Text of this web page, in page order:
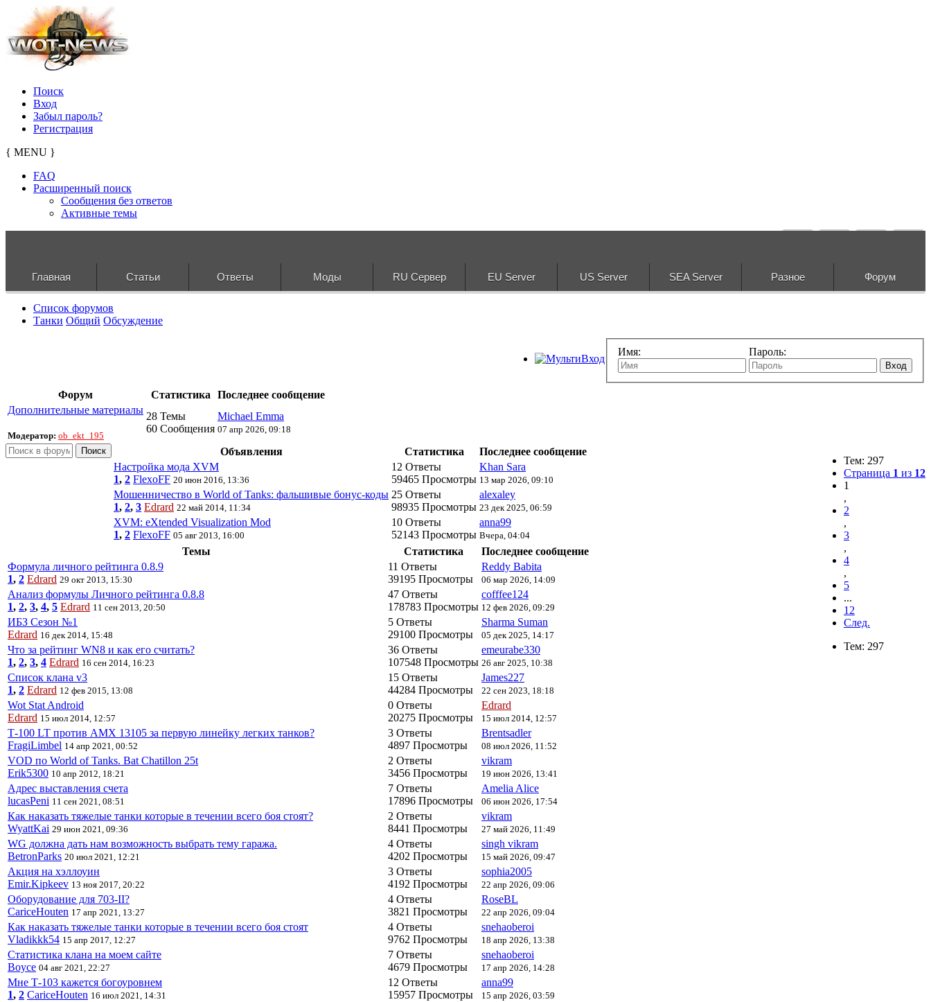
Поиск
Вход
Забыл пароль?
Регистрация
{ MENU }
FAQ
Расширенный поиск
Сообщения без ответов
Активные темы
Главная Статьи Ответы Моды RU Сервер EU Server US Server SEA Server Разное Форум
Список форумов
Танки Общий Обсуждение
Имя: Пароль:
Вход
Форум Статистика
Последнее сообщение
Дополнительные материалы
Модератор: ob_ekt_195
28 Темы
60 Сообщения
Michael Emma
07 апр 2026, 09:18
Поиск
Тем: 297
Страница 1 из 12
1
,
2
,
3
,
4
,
5
...
12
След.
Тем: 297
Объявления Статистика
Последнее сообщение
Настройка мода XVM
1, 2 FlexoFF 20 июн 2016, 13:36
12 Ответы
59465 Просмотры
Khan Sara
13 мар 2026, 09:10
Мошенничество в World of Tanks: фальшивые бонус-коды
1, 2, 3 Edrard 22 май 2014, 11:34
25 Ответы
98935 Просмотры
alexaley
23 дек 2025, 06:59
XVM: eXtended Visualization Mod
1, 2 FlexoFF 05 авг 2013, 16:00
10 Ответы
52143 Просмотры
anna99
Вчера, 04:04
Темы Статистика
Последнее сообщение
Формула личного рейтинга 0.8.9
1, 2 Edrard 29 окт 2013, 15:30
11 Ответы
39195 Просмотры
Reddy Babita
06 мар 2026, 14:09
Анализ формулы Личного рейтинга 0.8.8
1, 2, 3, 4, 5 Edrard 11 сен 2013, 20:50
47 Ответы
178783 Просмотры
cofffee124
12 фев 2026, 09:29
ИБЗ Сезон №1
Edrard 16 дек 2014, 15:48
5 Ответы
29100 Просмотры
Sharma Suman
05 дек 2025, 14:17
Что за рейтинг WN8 и как его считать?
1, 2, 3, 4 Edrard 16 сен 2014, 16:23
36 Ответы
107548 Просмотры
emeurabe330
26 авг 2025, 10:38
Список клана v3
1, 2 Edrard 12 фев 2015, 13:08
15 Ответы
44284 Просмотры
James227
22 сен 2023, 18:18
Wot Stat Android
Edrard 15 июл 2014, 12:57
0 Ответы
20275 Просмотры
Edrard
15 июл 2014, 12:57
Т-100 LT против AMX 13105 за первую линейку легких танков?
FragiLimbel 14 апр 2021, 00:52
3 Ответы
4897 Просмотры
Brentsadler
08 июл 2026, 11:52
VOD по World of Tanks. Bat Chatillon 25t
Erik5300 10 апр 2012, 18:21
2 Ответы
3456 Просмотры
vikram
19 июн 2026, 13:41
Адрес выставления счета
lucasPeni 11 сен 2021, 08:51
7 Ответы
17896 Просмотры
Amelia Alice
06 июн 2026, 17:54
Как наказать тяжелые танки которые в течении всего боя стоят?
WyattKai 29 июн 2021, 09:36
2 Ответы
8441 Просмотры
vikram
27 май 2026, 11:49
WG должна дать нам возможность выбрать тему гаража.
BetronParks 20 июл 2021, 12:21
4 Ответы
4202 Просмотры
singh vikram
15 май 2026, 09:47
Акция на хэллоуин
Emir.Kipkeev 13 ноя 2017, 20:22
3 Ответы
4192 Просмотры
sophia2005
22 апр 2026, 09:06
Оборудование для 703-II?
CariceHouten 17 апр 2021, 13:27
4 Ответы
3821 Просмотры
RoseBL
22 апр 2026, 09:04
Как наказать тяжелые танки которые в течении всего боя стоят
Vladikkk54 15 апр 2017, 12:27
4 Ответы
9762 Просмотры
snehaoberoi
18 апр 2026, 13:38
Статистика клана на моем сайте
Boyce 04 авг 2021, 22:27
7 Ответы
4679 Просмотры
snehaoberoi
17 апр 2026, 14:28
Мне Т-103 кажется богоуровнем
1, 2 CariceHouten 16 июл 2021, 14:31
12 Ответы
15957 Просмотры
anna99
15 апр 2026, 03:59